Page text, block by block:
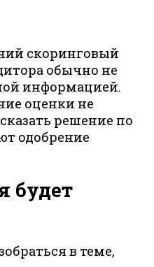
скоринговый
обычно не
информацией.
оценки не
решение по
одобрение
будет
в теме,